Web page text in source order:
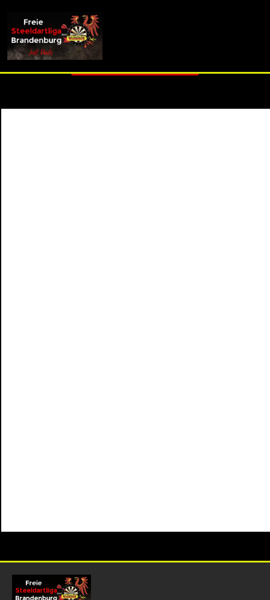
info (at) fsdl-brandenburg.de
3. Liga B - Spieltag 3
Zurück zur Übersicht